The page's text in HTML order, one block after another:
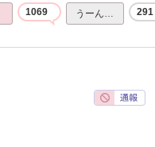
1069 うーん… 291